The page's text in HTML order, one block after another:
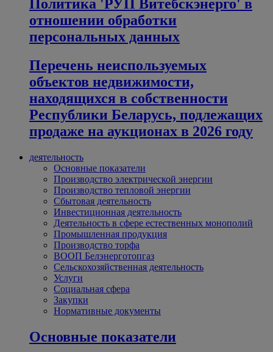
Политика 'РУП Витебскэнерго' в
отношении обработки
персональных данных
Перечень неиспользуемых
объектов недвижимости,
находящихся в собственности
Республики Беларусь, подлежащих
продаже на аукционах в 2026 году
деятельность
Основные показатели
Производство электрической энергии
Производство тепловой энергии
Сбытовая деятельность
Инвестиционная деятельность
Деятельность в сфере естественных монополий
Промышленная продукция
Производство торфа
ВООП Белэнерготопгаз
Сельскохозяйственная деятельность
Услуги
Социальная сфера
Закупки
Нормативные документы
Основные показатели